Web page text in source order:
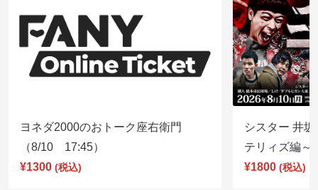
ヨネダ2000のおトーク座右衛門
（8/10 17:45）
¥1300 (税込)
シスター 井
テリィズ編
¥1800 (税込)